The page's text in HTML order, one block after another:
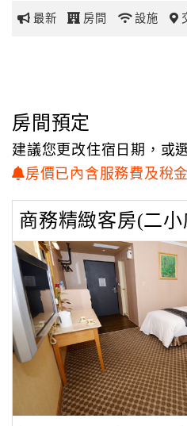
玩
地
圖
顧
務
顧
客
滿
意
度
訂
最新 房間 設施
房間預定
建議您更改住宿日期，或
房價已內含服務費及稅金
商務精緻客房(二小